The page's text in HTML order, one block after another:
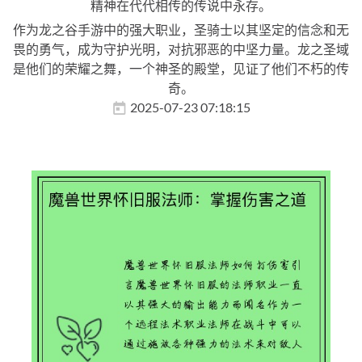
精神在代代相传的传说中永存。
作为龙之谷手游中的强大职业，圣骑士以其坚定的信念和无
畏的勇气，成为守护光明，对抗邪恶的中坚力量。龙之圣域
是他们的荣耀之舞，一个神圣的殿堂，见证了他们不朽的传
奇。
2025-07-23 07:18:15